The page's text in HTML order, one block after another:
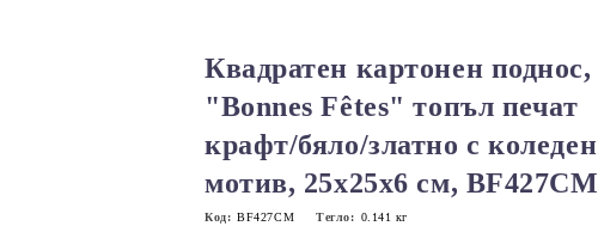
Квадратен картонен поднос,
"Bonnes Fêtes" топъл печат
крафт/бяло/златно с коледен
мотив, 25x25x6 см, BF427CM
Код: BF427CM Тегло: 0.141 кг